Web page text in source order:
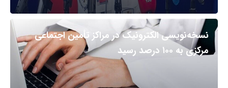
نسخه‌نویسی الکترونیک در مراکز تأمین اجتماعی
مرکزی به ۱۰۰ درصد رسید